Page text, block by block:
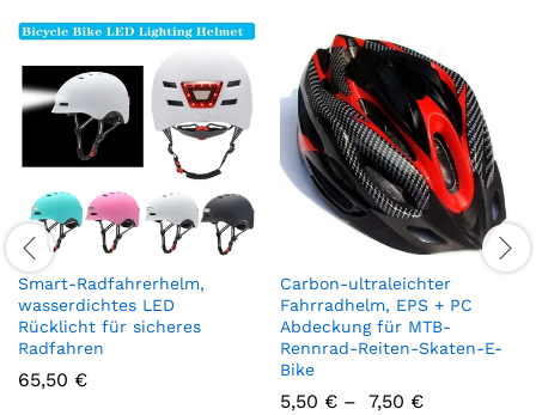
Smart-Radfahrerhelm,
wasserdichtes LED
Rücklicht für sicheres
Radfahren
65,50 €
Carbon-ultraleichter
Fahrradhelm, EPS + PC
Abdeckung für MTB-
Rennrad-Reiten-Skaten-E-
Bike
5,50 € – 7,50 €